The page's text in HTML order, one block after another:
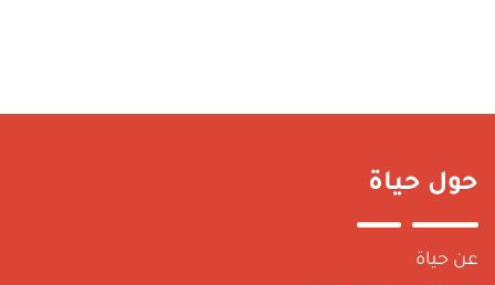
حول حياة
عن حياة